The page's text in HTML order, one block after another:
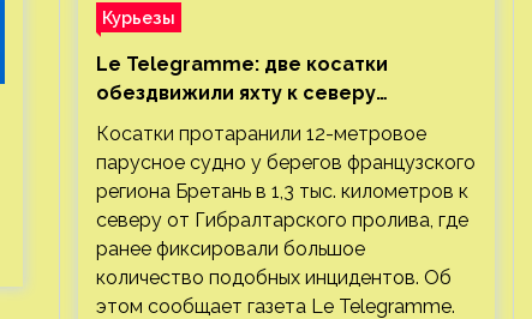
Курьезы
Le Telegramme: две косатки
обездвижили яхту к северу
от Гибралтарского пролива
Косатки протаранили 12-метровое
парусное судно у берегов французского
региона Бретань в 1,3 тыс. километров к
северу от Гибралтарского пролива, где
ранее фиксировали большое
количество подобных инцидентов. Об
этом сообщает газета Le Telegramme.